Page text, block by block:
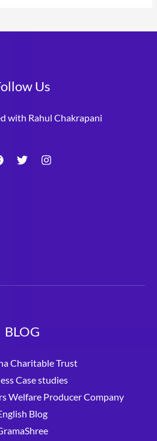
Us
with Rahul Chakrapani
BLOG
Charitable Trust
Case studies
Welfare Producer Company
Blog